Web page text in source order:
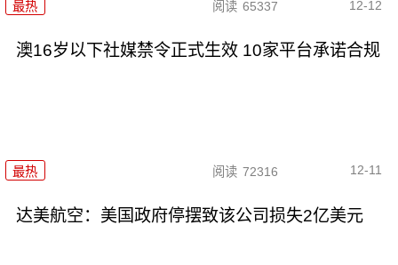
最热 阅读 65337 12-12
澳16岁以下社媒禁令正式生效 10家平台承诺合规
最热 阅读 72316 12-11
达美航空：美国政府停摆致该公司损失2亿美元